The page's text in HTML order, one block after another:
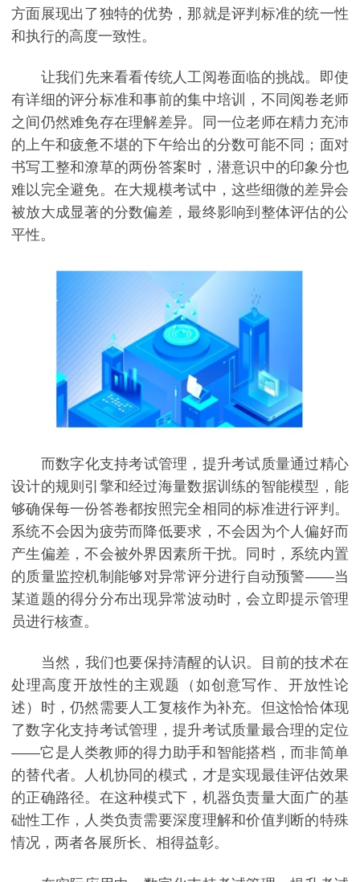
方面展现出了独特的优势，那就是评判标准的统一性
和执行的高度一致性。
让我们先来看看传统人工阅卷面临的挑战。即使
有详细的评分标准和事前的集中培训，不同阅卷老师
之间仍然难免存在理解差异。同一位老师在精力充沛
的上午和疲惫不堪的下午给出的分数可能不同；面对
书写工整和潦草的两份答案时，潜意识中的印象分也
难以完全避免。在大规模考试中，这些细微的差异会
被放大成显著的分数偏差，最终影响到整体评估的公
平性。
而数字化支持考试管理，提升考试质量通过精心
设计的规则引擎和经过海量数据训练的智能模型，能
够确保每一份答卷都按照完全相同的标准进行评判。
系统不会因为疲劳而降低要求，不会因为个人偏好而
产生偏差，不会被外界因素所干扰。同时，系统内置
的质量监控机制能够对异常评分进行自动预警——当
某道题的得分分布出现异常波动时，会立即提示管理
员进行核查。
当然，我们也要保持清醒的认识。目前的技术在
处理高度开放性的主观题（如创意写作、开放性论
述）时，仍然需要人工复核作为补充。但这恰恰体现
了数字化支持考试管理，提升考试质量最合理的定位
——它是人类教师的得力助手和智能搭档，而非简单
的替代者。人机协同的模式，才是实现最佳评估效果
的正确路径。在这种模式下，机器负责量大面广的基
础性工作，人类负责需要深度理解和价值判断的特殊
情况，两者各展所长、相得益彰。